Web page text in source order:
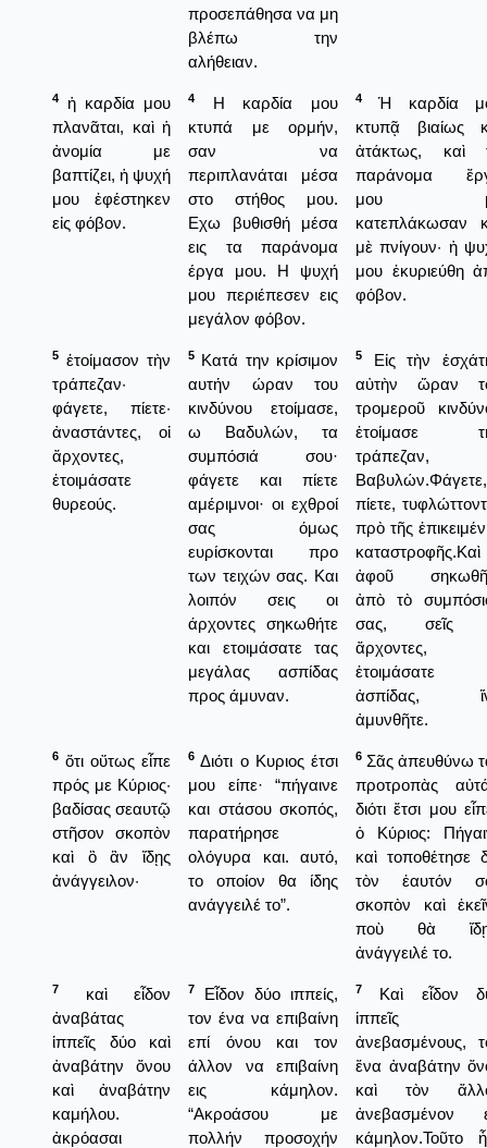
προσεπάθησα να μη
βλέπω την
αλήθειαν.
4
ἡ καρδία μου
πλανᾶται, καὶ ἡ
ἀνομία με
βαπτίζει, ἡ ψυχή
μου ἐφέστηκεν
εἰς φόβον.
4
Η καρδία μου
κτυπά με ορμήν,
σαν να
περιπλανάται μέσα
στο στήθος μου.
Εχω βυθισθή μέσα
εις τα παράνομα
έργα μου. Η ψυχή
μου περιέπεσεν εις
μεγάλον φόβον.
4
Ἡ καρδία
κτυπᾷ βιαίως
ἀτάκτως, καὶ
παράνομα
μου
κατεπλάκωσαν
μὲ πνίγουν· ἡ
μου ἐκυριεύθη
φόβον.
5 ἑτοίμασον τὴν
τράπεζαν·
φάγετε, πίετε·
ἀναστάντες, οἱ
ἄρχοντες,
ἑτοιμάσατε
θυρεούς.
5 Κατά την κρίσιμον
αυτήν ώραν του
κινδύνου ετοίμασε,
ω Βαδυλών, τα
συμπόσιά σου·
φάγετε και πίετε
αμέριμνοι· οι εχθροί
σας όμως
ευρίσκονται προ
των τειχών σας. Και
λοιπόν σεις οι
άρχοντες σηκωθήτε
και ετοιμάσατε τας
μεγάλας ασπίδας
προς άμυναν.
5
Εἰς τὴν
αὐτὴν ὥραν
τρομεροῦ
ἐτοίμασε
τράπεζαν,
Βαβυλών.Φάγετε,
πίετε,
πρὸ τῆς
καταστροφῆς.Καὶ
ἀφοῦ
ἀπὸ τὸ
σας, σεῖς
ἄρχοντες,
ἐτοιμάσατε
ἀσπίδας,
ἀμυνθῆτε.
6 ὅτι οὕτως εἶπε
πρός με Κύριος·
βαδίσας σεαυτῷ
στῆσον σκοπὸν
καὶ ὃ ἂν ἴδῃς
ἀνάγγειλον·
6 Διότι ο Κυριος έτσι
μου είπε· “πήγαινε
και στάσου σκοπός,
παρατήρησε
ολόγυρα και. αυτό,
το οποίον θα ίδης
ανάγγειλέ το”.
6 Σᾶς ἀπευθύνω
προτροπὰς
διότι ἔτσι μου
ὁ Κύριος:
καὶ τοποθέτησε
τὸν ἑαυτόν
σκοπὸν καὶ
ποὺ θὰ
ἀνάγγειλέ το.
7
καὶ εἶδον
ἀναβάτας
ἱππεῖς δύο καὶ
ἀναβάτην ὄνου
καὶ ἀναβάτην
καμήλου.
ἀκρόασαι
7
Εἶδον δύο ιππείς,
τον ένα να επιβαίνη
επί όνου και τον
άλλον να επιβαίνη
εις κάμηλον.
“Ακροάσου με
πολλήν προσοχήν
7
Καὶ εἶδον
ἱππεῖς
ἀνεβασμένους,
ἕνα ἀναβάτην
καὶ τὸν
ἀνεβασμένον
κάμηλον.Τοῦτο